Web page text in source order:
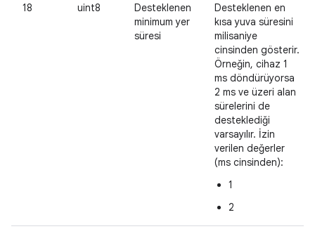
18 uint8
Desteklenen
minimum yer
süresi
Desteklenen en
kısa yuva süresini
milisaniye
cinsinden gösterir.
Örneğin, cihaz 1
ms döndürüyorsa
2 ms ve üzeri alan
sürelerini de
desteklediği
varsayılır. İzin
verilen değerler
(ms cinsinden):
1
2